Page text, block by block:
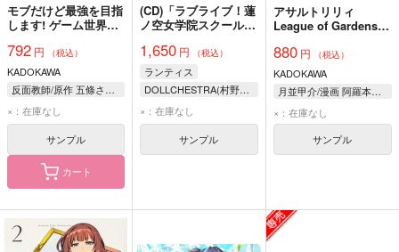
モブだけど最強を目指
します! ゲーム世界に
さを追い求める 2
792 円 （税込）
KADOKAWA
反面教師/原作 五條さやか/作画 大熊猫介/キャラクター原案
×：在庫なし
サンプル
カート
(CD)「ラブライブ！蓮
ノ空女学院スクールア
Like！ラブライブ！」
DOLLCHESTRA 7th
シングル「アイシイ」
1,650 円 （税込）
ランティス
DOLLCHESTRA(村野さやか、夕霧綴理、徒町小鈴(CV:野中ここな、佐々木琴子、葉山風花))
×：在庫なし
サンプル
アサルトリリィ
League of Gardens－
880円 （税込）
KADOKAWA
月並甲介/漫画 阿羅本景/コミカライズ構成 尾花沢軒栄/原作 桜木さやか/脚本原案 シャフト/設定協力
×：在庫なし
サンプル